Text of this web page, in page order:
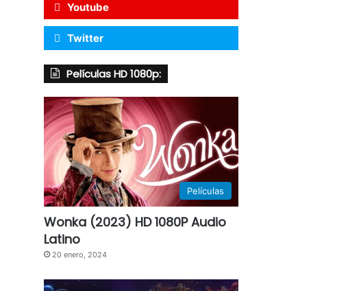
Youtube
Twitter
Películas HD 1080p:
Películas
Wonka (2023) HD 1080P Audio
Latino
20 enero, 2024